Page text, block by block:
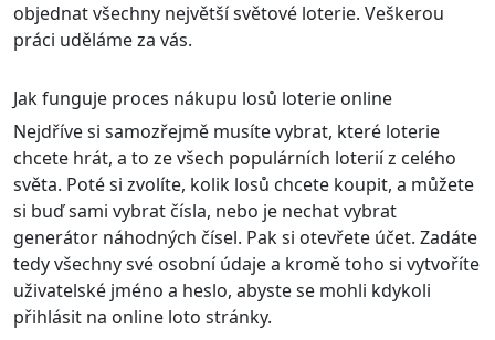
objednat všechny největší světové loterie. Veškerou
práci uděláme za vás.
Jak funguje proces nákupu losů loterie online
Nejdříve si samozřejmě musíte vybrat, které loterie
chcete hrát, a to ze všech populárních loterií z celého
světa. Poté si zvolíte, kolik losů chcete koupit, a můžete
si buď sami vybrat čísla, nebo je nechat vybrat
generátor náhodných čísel. Pak si otevřete účet. Zadáte
tedy všechny své osobní údaje a kromě toho si vytvoříte
uživatelské jméno a heslo, abyste se mohli kdykoli
přihlásit na online loto stránky.